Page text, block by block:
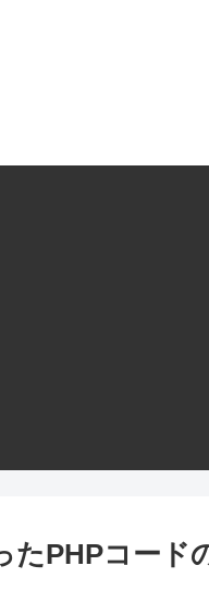
たPHPコード